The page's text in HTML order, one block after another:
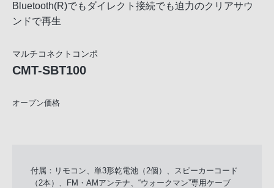
Bluetooth(R)でもダイレクト接続でも迫力のクリアサウ
ンドで再生
マルチコネクトコンポ
CMT-SBT100
オープン価格
付属：リモコン、単3形乾電池（2個）、スピーカーコード
（2本）、FM・AMアンテナ、“ウォークマン”専用ケーブ